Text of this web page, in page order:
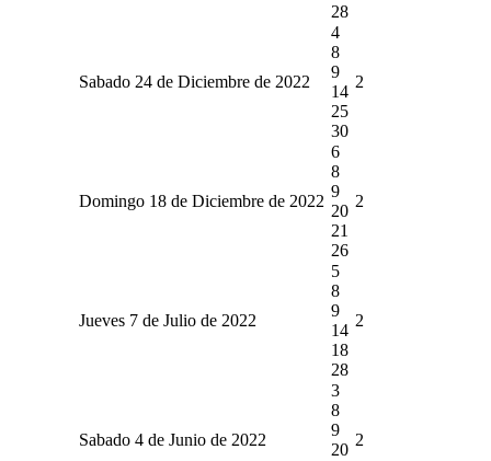
28
Sabado 24 de Diciembre de 2022
4
8
9
14
25
30
2
Domingo 18 de Diciembre de 2022
6
8
9
20
21
26
2
Jueves 7 de Julio de 2022
5
8
9
14
18
28
2
Sabado 4 de Junio de 2022
3
8
9
20
2